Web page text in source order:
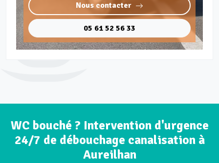
Nous contacter
05 61 52 56 33
WC bouché ? Intervention d'urgence
24/7 de débouchage canalisation à
Aureilhan